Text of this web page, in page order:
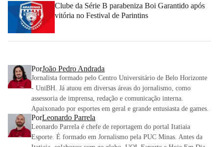
Clube da Série B parabeniza Boi Garantido após
vitória no Festival de Parintins
PorJoão Pedro Andrada
Jornalista formado pelo Centro Universitário de Belo Horizonte
- UniBH. Já atuou em diversas áreas do jornalismo, como
assessoria de imprensa, redação e comunicação interna.
Apaixonado por esportes em geral e grande entusiasta de games.
PorLeonardo Parrela
Leonardo Parrela é chefe de reportagem do portal Itatiaia
Esporte. É formado em Jornalismo pela PUC Minas. Antes da